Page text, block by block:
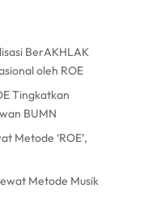
BerAKHLAK
oleh ROE
Tingkatkan
BUMN
Metode ‘ROE’,
Metode Musik